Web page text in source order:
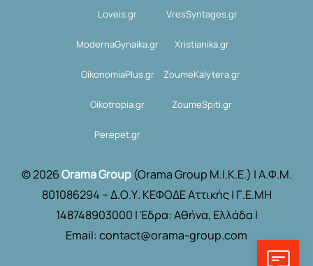
Loveis.gr VresSyntages.gr
ModernaGynaika.gr Xristianika.gr
OikonomiaPlus.gr ZoumeKalytera.gr
Oikotropia.gr ZoumeSpiti.gr
Perepet.gr
© 2026Orama Group(Orama Group Μ.Ι.Κ.Ε.) | Α.Φ.Μ.
801086294 – Δ.Ο.Υ. ΚΕΦΟΔΕ Αττικής | Γ.Ε.ΜΗ
148748903000 | Έδρα: Αθήνα, Ελλάδα |
Email: contact@orama-group.com